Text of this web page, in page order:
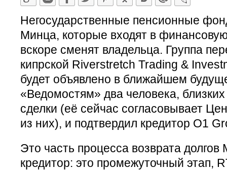
Негосударственные пенсионные
Минца, которые входят в
вскоре сменят владельца. Группа
кипрской Riverstretch Trading &
будет объявлено в ближайшем
«Ведомостям» два человека,
сделки (её сейчас согласовывает
из них), и подтвердил кредитор O1
Это часть процесса возврата
кредитор: это промежуточный этап,